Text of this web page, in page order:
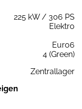
225 kW / 306 PS
Elektro
Euro6
4 (Green)
Zentrallager